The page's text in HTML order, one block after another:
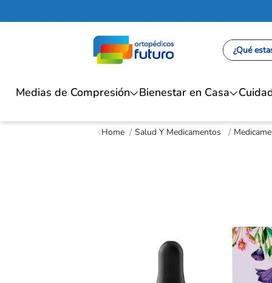
¿Qué
Medias de Compresión Bienestar en Casa
Salud Y Medicamentos